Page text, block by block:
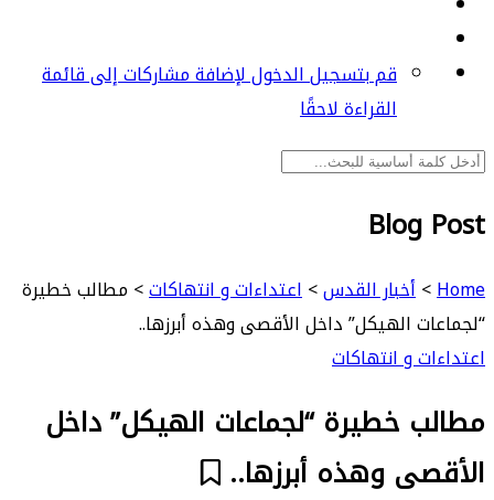
قم بتسجيل الدخول لإضافة مشاركات إلى قائمة
القراءة لاحقًا
Blog Post
Home
>أخبار القدس>اعتداءات و انتهاكات> مطالب خطيرة
“لجماعات الهيكل” داخل الأقصى وهذه أبرزها..
اعتداءات و انتهاكات
مطالب خطيرة “لجماعات الهيكل” داخل
الأقصى وهذه أبرزها..